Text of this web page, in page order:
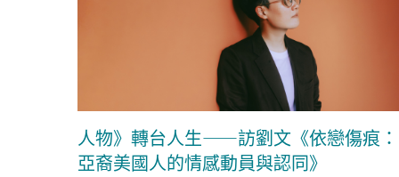
人物》轉台人生——訪劉文《依戀傷痕：
亞裔美國人的情感動員與認同》